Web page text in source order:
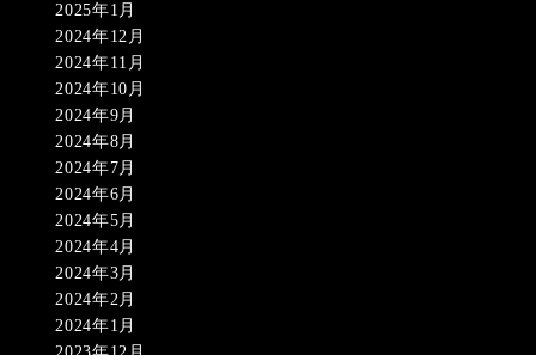
2025年1月
2024年12月
2024年11月
2024年10月
2024年9月
2024年8月
2024年7月
2024年6月
2024年5月
2024年4月
2024年3月
2024年2月
2024年1月